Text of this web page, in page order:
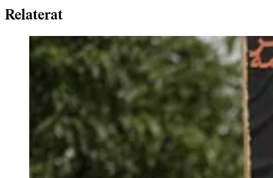
Relaterat